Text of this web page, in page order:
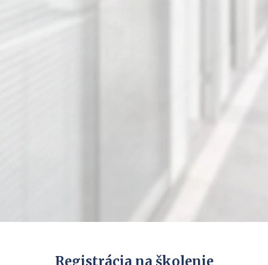
Registrácia na školenie